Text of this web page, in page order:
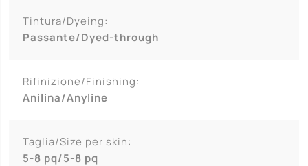
Tintura/Dyeing:
Passante/Dyed-through
Rifinizione/Finishing:
Anilina/Anyline
Taglia/Size per skin:
5-8 pq/5-8 pq